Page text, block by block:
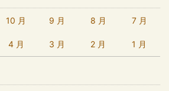
10 月 9 月 8 月 7 月
4 月 3 月 2 月 1 月